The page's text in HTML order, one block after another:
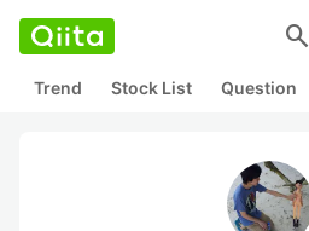
search
Trend Stock List Question